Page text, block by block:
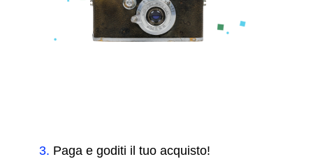
3. Paga e goditi il tuo acquisto!